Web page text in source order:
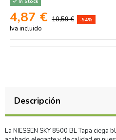
4,87 € 10,59 € -54%
Iva incluido
Descripción
La NIESSEN SKY 8500 BL Tapa ciega